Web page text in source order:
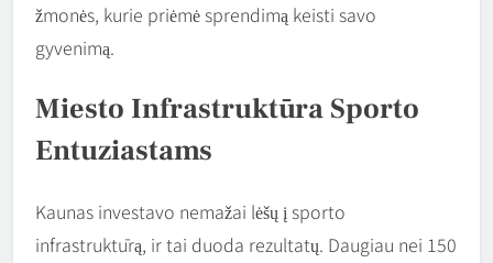
žmonės, kurie priėmė sprendimą keisti savo
gyvenimą.
Miesto Infrastruktūra Sporto
Entuziastams
Kaunas investavo nemažai lėšų į sporto
infrastruktūrą, ir tai duoda rezultatų. Daugiau nei 150